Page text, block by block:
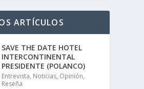
ARTÍCULOS
SAVE THE DATE HOTEL
INTERCONTINENTAL
PRESIDENTE (POLANCO)
Entrevista, Noticias, Opinión,
Reseña